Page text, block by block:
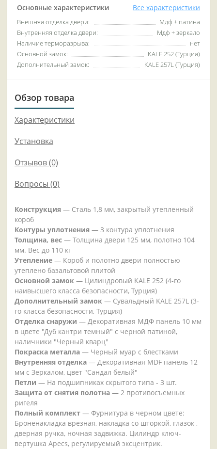
Основные характеристики Все характеристики
Внешняя отделка двери:
Мдф + патина
Внутренняя отделка двери:
Мдф + зеркало
Наличие терморазрыва:
нет
Основной замок:
KALE 252 (Турция)
Дополнительный замок:
KALE 257L (Турция)
Обзор товара
Характеристики
Установка
Отзывов (0)
Вопросы (0)
Конструкция — Сталь 1,8 мм, закрытый утепленный
короб
Контуры уплотнения — 3 контура уплотнения
Толщина, вес — Толщина двери 125 мм, полотно 104
мм. Вес до 110 кг
Утепление — Короб и полотно двери полностью
утеплено базальтовой плитой
Основной замок — Цилиндровый KALE 252 (4-го
наивысшего класса безопасности, Турция)
Дополнительный замок — Сувальдный KALE 257L (3-
го класса безопасности, Турция)
Отделка снаружи — Декоративная МДФ панель 10 мм
в цвете "Дуб кантри темный" с черной патиной,
наличники "Черный кварц"
Покраска металла — Черный муар с блестками
Внутренняя отделка — Декоративная MDF панель 12
мм с Зеркалом, цвет "Сандал белый"
Петли — На подшипниках скрытого типа - 3 шт.
Защита от снятия полотна — 2 противосъемных
ригеля
Полный комплект — Фурнитура в черном цвете:
Броненакладка врезная, накладка со шторкой, глазок ,
дверная ручка, ночная задвижка. Цилиндр ключ-
вертушка Apecs, регулируемый эксцентрик.